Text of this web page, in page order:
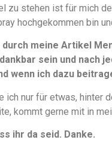
zu stehen ist für mich
hochgekommen bin
durch meine Artikel
sein und nach
wenn ich dazu
ich nur für etwas, hinter
kommt gerne mit in
ihr da seid. Danke.